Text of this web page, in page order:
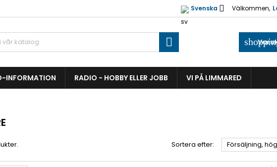
Välkommen,
Svenska 

INFORMATION RADIO - HOBBY ELLER JOBB VI PÅ LIMMARED
Sortera efter: Försäljning,